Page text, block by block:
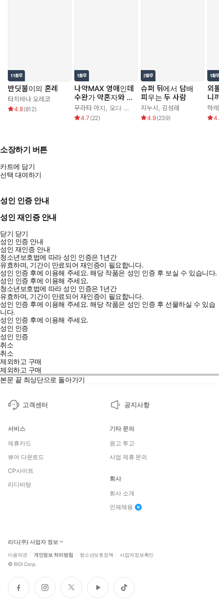
반딧불이의 혼례
타치바나 오레코
4.8(812)
나약MAX 영애인데
수완가 약혼자와 내
기를 하고 말았다
무라타 아지, 오다 히로
4.7 (22)
슈퍼 뒤에서 담배
피우는 두 사람
지누시, 김성래
4.9(239)
외
니
치
하
소장하기 버튼
카트에 담기
선택 대여하기
성인 인증 안내
성인 재인증 안내
닫기 닫기
성인 인증 안내
성인 재인증 안내
청소년보호법에 따라 성인 인증은 1년간
유효하며, 기간이 만료되어 재인증이 필요합니다.
성인 인증 후에 이용해 주세요.해당 작품은 성인 인증 후 보실 수 있습니다.
성인 인증 후에 이용해 주세요.
청소년보호법에 따라 성인 인증은 1년간
유효하며, 기간이 만료되어 재인증이 필요합니다.
성인 인증 후에 이용해 주세요.해당 작품은 성인 인증 후 선물하실 수 있습
니다.
성인 인증 후에 이용해 주세요.
성인 인증
성인 인증
취소
취소
제외하고 구매
제외하고 구매
본문 끝 최상단으로 돌아가기
고객센터 공지사항
서비스
제휴카드
뷰어 다운로드
CP사이트
리디바탕
기타 문의
원고 투고
사업 제휴 문의
회사
회사 소개
인재채용
리디(주) 사업자 정보
이용약관 개인정보 처리방침 청소년보호정책 사업자정보확인
© RIDI Corp.
페
이
인
스
트
위
유
튜
틱
톡